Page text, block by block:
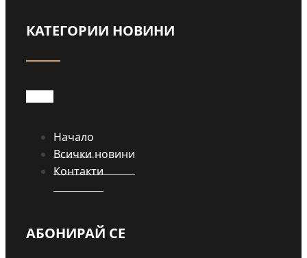
КАТЕГОРИИ НОВИНИ
Начало
Всички новини
Контакти
АБОНИРАЙ СЕ